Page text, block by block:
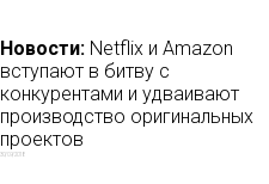
Новости: Netflix и Amazon
вступают в битву с
конкурентами и удваивают
производство оригинальных
проектов
30/09/2018